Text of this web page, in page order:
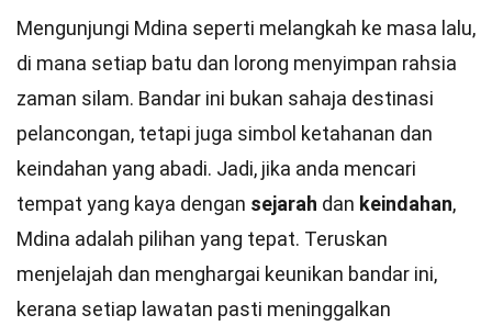
Mengunjungi Mdina seperti melangkah ke masa lalu,
di mana setiap batu dan lorong menyimpan rahsia
zaman silam. Bandar ini bukan sahaja destinasi
pelancongan, tetapi juga simbol ketahanan dan
keindahan yang abadi. Jadi, jika anda mencari
tempat yang kaya dengan sejarah dan keindahan,
Mdina adalah pilihan yang tepat. Teruskan
menjelajah dan menghargai keunikan bandar ini,
kerana setiap lawatan pasti meninggalkan